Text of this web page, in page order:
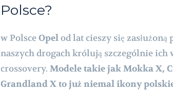
Polsce?
w PolsceOpelod lat cieszy się
naszych drogach królują szczególnie ich
crossovery. Modele takie jak Mokka X,
Grandland X to już niemal ikony